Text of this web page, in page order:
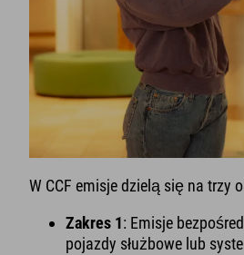
W CCF emisje dzielą się na trzy
Zakres 1: Emisje
pojazdy służbowe lub